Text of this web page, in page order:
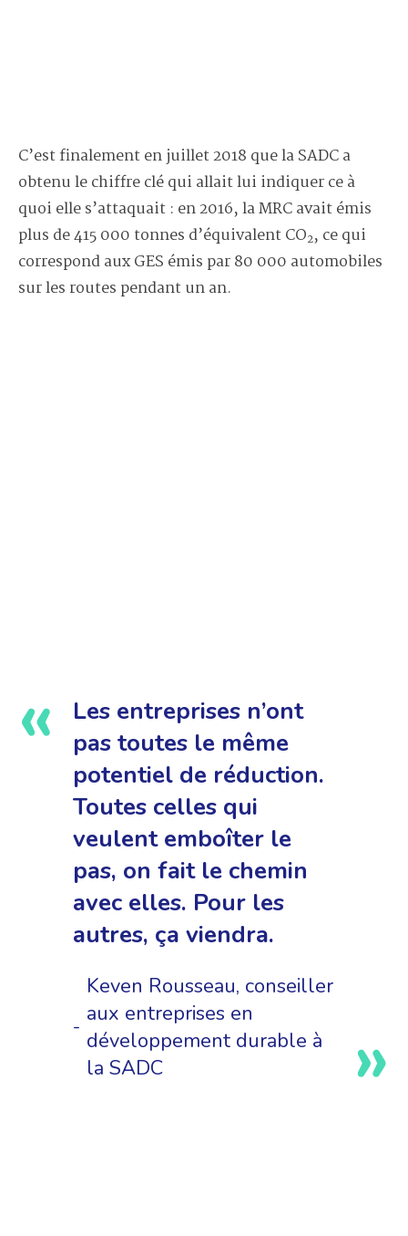
C’est finalement en juillet 2018 que la SADC a
obtenu le chiffre clé qui allait lui indiquer ce à
quoi elle s’attaquait : en 2016, la MRC avait émis
plus de 415 000 tonnes d’équivalent CO2, ce qui
correspond aux GES émis par 80 000 automobiles
sur les routes pendant un an.
Les entreprises n’ont
pas toutes le même
potentiel de réduction.
Toutes celles qui
veulent emboîter le
pas, on fait le chemin
avec elles. Pour les
autres, ça viendra.
Keven Rousseau, conseiller
aux entreprises en
développement durable à
la SADC